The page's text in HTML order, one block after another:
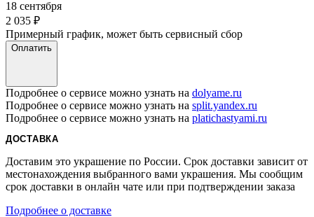
18 сентября
2 035 ₽
Примерный график, может быть сервисный сбор
Оплатить
Подробнее о сервисе можно узнать на dolyame.ru
Подробнее о сервисе можно узнать на split.yandex.ru
Подробнее о сервисе можно узнать на platichastyami.ru
ДОСТАВКА
Доставим это украшение по России. Срок доставки зависит от
местонахождения выбранного вами украшения. Мы сообщим
срок доставки в онлайн чате или при подтверждении заказа
Подробнее о доставке